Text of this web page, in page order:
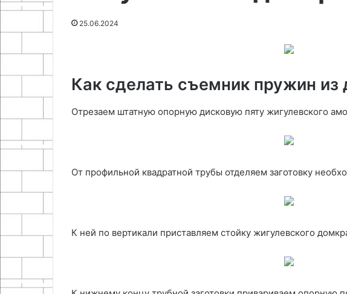
25.06.2024
Как сделать съемник пружин из
Отрезаем штатную опорную дисковую пяту жигулевского
От профильной квадратной трубы отделяем заготовку
К ней по вертикали приставляем стойку жигулевского
17.09.2025
Как обработать древесину
подручными средствами с
контрасты Южной Америки